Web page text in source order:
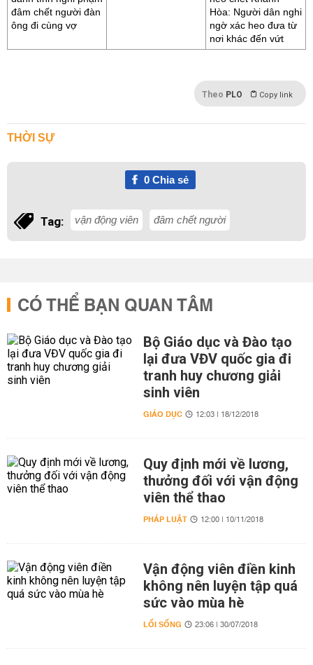
đâm chết người đàn
ông đi cùng vợ
Hòa: Người dân nghi
ngờ xác heo đưa từ
nơi khác đến vứt
Theo PLO Copy link
THỜI SỰ
0Chia sẻ
Tag: vận động viên đâm chết người
CÓ THỂ BẠN QUAN TÂM
Bộ Giáo dục và Đào tạo
lại đưa VĐV quốc gia đi
tranh huy chương giải
sinh viên
GIÁO DỤC 12:03 | 18/12/2018
Quy định mới về lương,
thưởng đối với vận động
viên thể thao
PHÁP LUẬT 12:00 | 10/11/2018
Vận động viên điền kinh
không nên luyện tập quá
sức vào mùa hè
LỐI SỐNG 23:06 | 30/07/2018